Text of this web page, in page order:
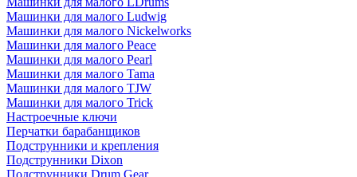
Машинки для малого Ludwig
Машинки для малого Nickelworks
Машинки для малого Peace
Машинки для малого Pearl
Машинки для малого Tama
Машинки для малого TJW
Машинки для малого Trick
Настроечные ключи
Перчатки барабанщиков
Подструнники и крепления
Подструнники Dixon
Подструнники Drum Gear